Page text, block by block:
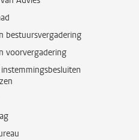
bestuursvergadering
voorvergadering